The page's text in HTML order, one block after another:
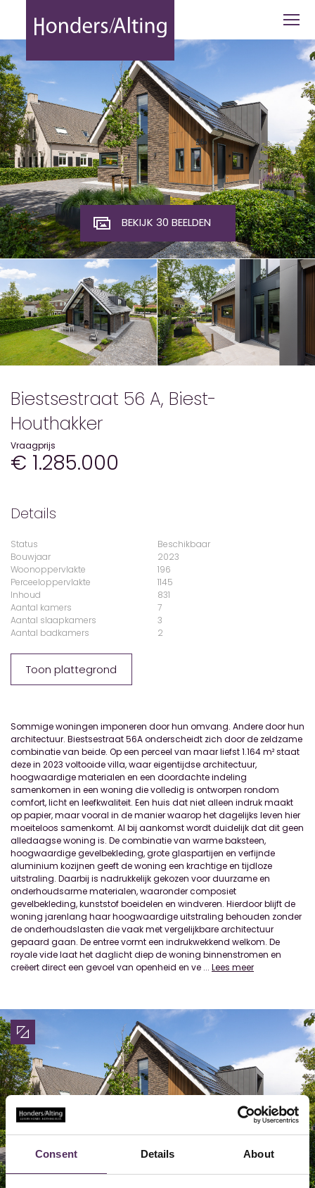
Consent Details About
Biestsestraat 56 A, Biest-Houthakker
BEKIJK 30 BEELDEN
Biestsestraat 56 A, Biest-
Houthakker
Vraagprijs
€ 1.285.000
Sommige woningen imponeren door hun omvang. Andere door hun
architectuur. Biestsestraat 56A onderscheidt zich door de zeldzame
combinatie van beide. Op een perceel van maar liefst 1.164 m² staat
deze in 2023 voltooide villa, waar eigentijdse architectuur,
hoogwaardige materialen en een doordachte indeling
samenkomen in een woning die volledig is ontworpen rondom
comfort, licht en leefkwaliteit. Een huis dat niet alleen indruk maakt
op papier, maar vooral in de manier waarop het dagelijks leven hier
moeiteloos samenkomt. Al bij aankomst wordt duidelijk dat dit geen
alledaagse woning is. De combinatie van warme baksteen,
hoogwaardige gevelbekleding, grote glaspartijen en verfijnde
aluminium kozijnen geeft de woning een krachtige en tijdloze
uitstraling. Daarbij is nadrukkelijk gekozen voor duurzame en
onderhoudsarme materialen, waaronder composiet
gevelbekleding, kunststof boeidelen en windveren. Hierdoor blijft de
woning jarenlang haar hoogwaardige uitstraling behouden zonder
de onderhoudslasten die vaak met vergelijkbare architectuur
gepaard gaan. De entree vormt een indrukwekkend welkom. De
royale vide laat het daglicht diep de woning binnenstromen en
creëert direct een gevoel van openheid en ve ... Lees meer
Details
Status
Beschikbaar
Bouwjaar
2023
Woonoppervlakte
196
Perceeloppervlakte
1145
Inhoud
831
Aantal kamers
7
Aantal slaapkamers
3
Aantal badkamers
2
Toon plattegrond
01/30
02/30
03/30
04/30
05/30
06/30
07/30
08/30
09/30
10/30
11/30
12/30
13/30
14/30
15/30
16/30
17/30
18/30
19/30
20/30
21/30
22/30
23/30
24/30
25/30
26/30
27/30
28/30
29/30
30/30